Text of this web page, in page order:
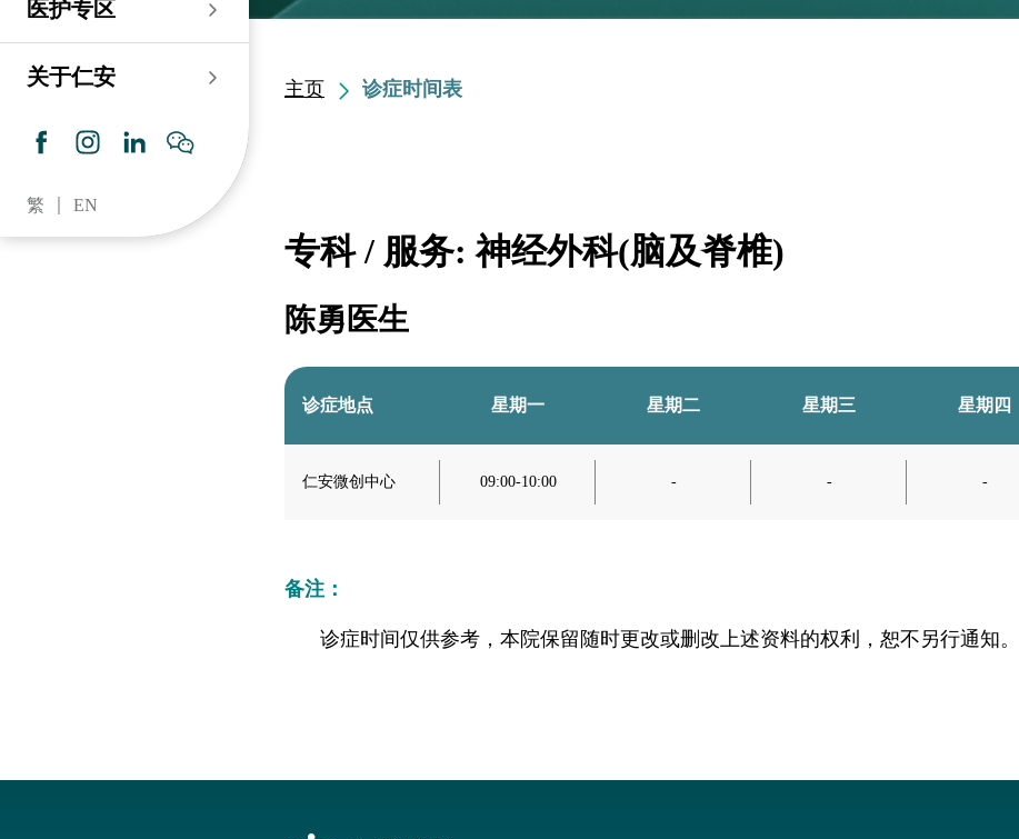
老人科
血液及血液肿瘤科
耳鼻喉科
儿科
心理卫生服务 / 精神科
伤口及造口专科护理服
药房​
内分泌及糖尿专科诊
仁安眼科中心
医护专区
关于仁安
繁 EN
主页 诊症时间表
专科 / 服务: 神经外科(脑及脊椎)
陈勇医生
诊症地点 星期一 星期二 星期三 星期四
仁安微创中心 09:00-10:00 - - -
备注：
诊症时间仅供参考，本院保留随时更改或删改上述资料的权利，恕不另行通知。